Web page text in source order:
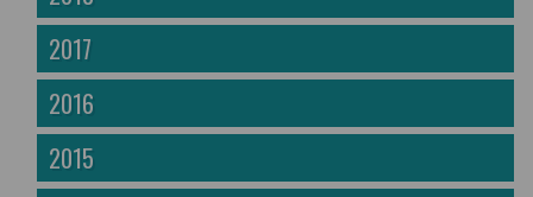
2017
2016
2015